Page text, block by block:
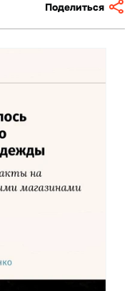
Поделиться